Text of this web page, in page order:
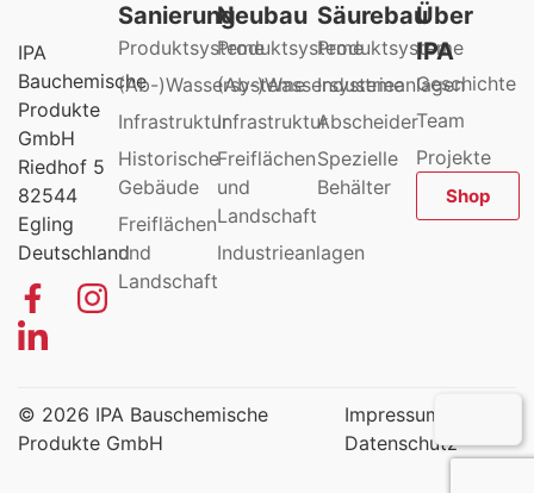
IPA
Bauchemische
Produkte
GmbH
Riedhof 5
82544
Egling
Deutschland
Sanierung
Produktsysteme
(Ab-)Wassersysteme
Infrastruktur
Historische
Gebäude
Freiflächen
und
Landschaft
Neubau
Produktsysteme
(Ab-)Wassersysteme
Infrastruktur
Freiflächen
und
Landschaft
Industrieanlagen
Säurebau
Produktsysteme
Industrieanlagen
Abscheider
Spezielle
Behälter
Über
IPA
Geschichte
Team
Projekte
Shop
© 2026 IPA Bauschemische
Produkte GmbH
Impressum
Datenschutz